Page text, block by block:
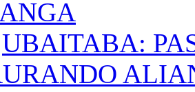
UBAITABA: